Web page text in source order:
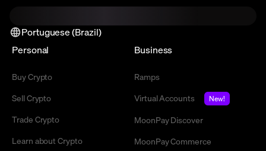
Portuguese (Brazil)
Personal
Buy Crypto
Sell Crypto
Trade Crypto
Learn about Crypto
Business
Ramps
Virtual Accounts
New!
MoonPay Discover
MoonPay Commerce